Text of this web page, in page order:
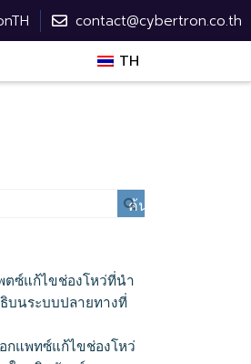
contact@cybertron.co.th
TH
ตซ์แก้ไขช่องโหว่ที่นำ
บนระบบปลายทางที่
อกแพทซ์แก้ไขช่องโหว่